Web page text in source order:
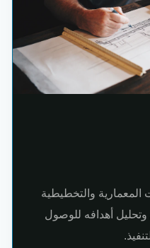
والتخطيطية
أهدافه للوصول